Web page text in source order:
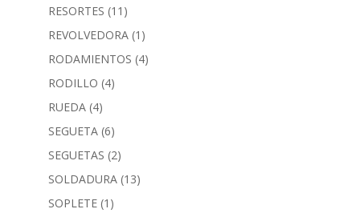
RESORTES (11)
REVOLVEDORA (1)
RODAMIENTOS (4)
RODILLO (4)
RUEDA (4)
SEGUETA (6)
SEGUETAS (2)
SOLDADURA (13)
SOPLETE (1)